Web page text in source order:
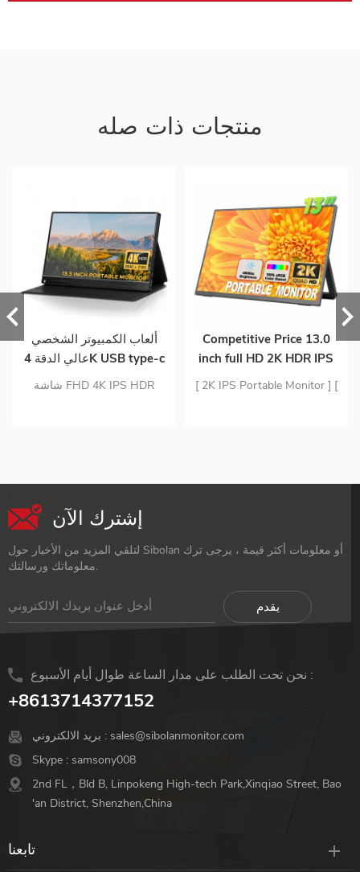
منتجات ذات صله
ألعاب الكمبيوتر الشخصي
عالي الدقة 4K USB type-c
13 . شاشة IPS محمولة
شاشة FHD 4K IPS HDR
رطلاً فقط
Competitive Price 13.0
inch full HD 2K HDR IPS
Panel Slim Build-in
Speaker Portable Gaming
[ 2K IPS Portable Monitor ] [
إشترك الآن
لتلقي المزيد من الأخبار حول Sibolan أو معلومات أكثر قيمة ، يرجى ترك
معلوماتك ورسالتك.
نحن تحت الطلب على مدار الساعة طوال أيام الأسبوع :
+8613714377152
بريد الالكتروني : sales@sibolanmonitor.com
Skype : samsony008
2nd FL，Bld B, Linpokeng High-tech Park,Xinqiao Street, Bao
'an District, Shenzhen,China
تابعنا